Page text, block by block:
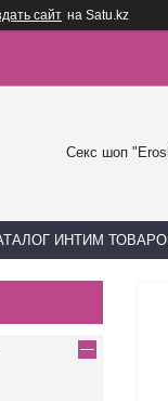
сайт на Satu.kz
Секс шоп
ИНТИМ